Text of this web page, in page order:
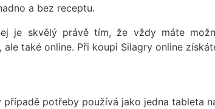
a bez receptu.
je skvělý právě tím, že vždy máte
ale také online. Při koupi Silagry online
případě potřeby používá jako jedna tableta